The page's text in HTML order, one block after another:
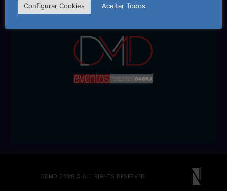
CDMD 2020 © ALL RIGHTS RESERVED
Configurar Cookies Aceitar Todos